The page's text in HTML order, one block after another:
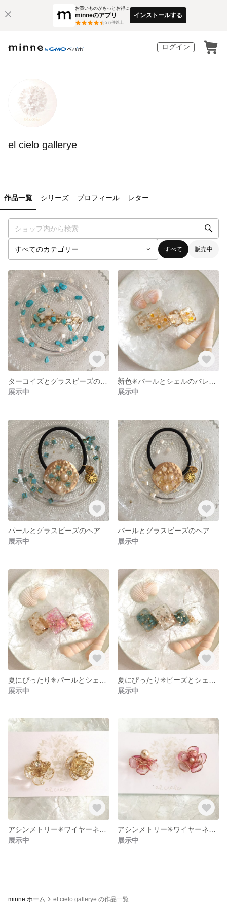
お買いものがもっとお得に
minneのアプリ
3万件以上
インストールする
ログイン
el cielo gallerye
作品一覧 シリーズ プロフィール レター
すべて 販売中
展示中
展示中
展示中
展示中
展示中
展示中
展示中
展示中
minne ホーム el cielo gallerye の作品一覧